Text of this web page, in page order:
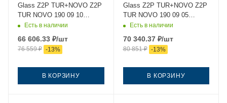
Glass Z2P TUR+NOVO Z2P
TUR NOVO 190 09 10
190х200 стекло матовое
Есть в наличии
66 606.33 ₽/шт
76 559₽ -13%
В КОРЗИНУ
Glass Z2P TUR+NOVO Z2P
TUR NOVO 190 09 05
190х200 стекло
золото
Есть в наличии
70 340.37₽/шт
80 851₽ -13%
В КОРЗИНУ